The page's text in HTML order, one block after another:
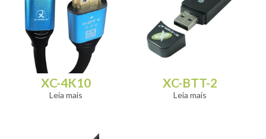
XC-4K10
Leia mais
XC-BTT-2
Leia mais